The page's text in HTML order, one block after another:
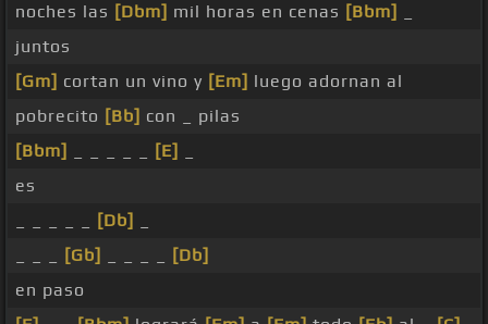
noches las [Dbm] mil horas en cenas [Bbm]
juntos
[Gm] cortan un vino y [Em] luego adornan al
pobrecito [Bb] con _ pilas
[Bbm]
[E]
es
[Db]
[Gb]
[Db]
en paso